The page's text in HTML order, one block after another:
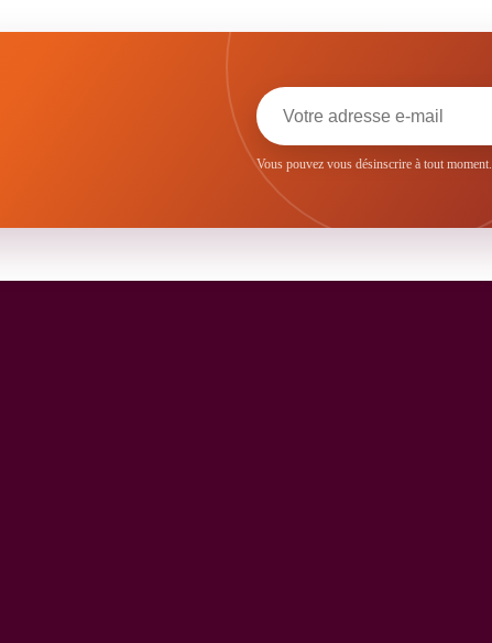
Vous pouvez vous désinscrire à tout moment.